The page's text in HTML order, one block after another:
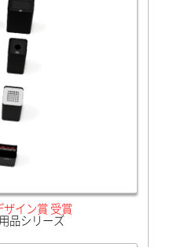
イン賞 受賞
品シリーズ